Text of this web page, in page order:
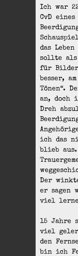
Ich war
CvD
das
sollte als
für Bilder
besser,
Tönen“.
an, doch
Dreh
ich das
blieb
Der
er sagen
viel
15 Jahre
viel
den
bin ich